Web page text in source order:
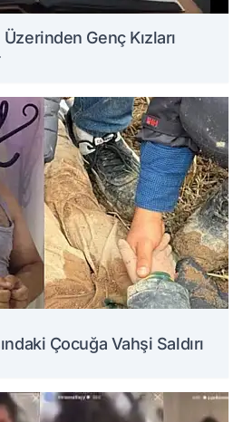
Genç Kızları
Çocuğa Vahşi Saldırı